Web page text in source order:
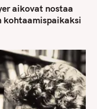
aikovat nostaa
kohtaamispaikaksi